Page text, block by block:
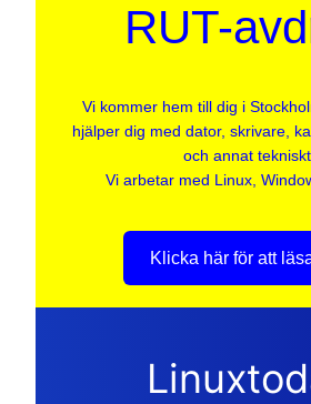
RUT-
Vi kommer hem till dig i
hjälper dig med dator, skrivare,
och annat
Vi arbetar med Linux,
Klicka här för att